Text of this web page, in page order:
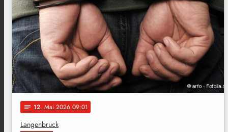
notes 12. Mai 2026 09:01
Langenbruck